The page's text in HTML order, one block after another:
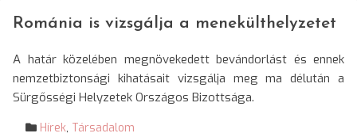
Románia is vizsgálja a menekülthelyzetet
A határ közelében megnövekedett bevándorlást és ennek
nemzetbiztonsági kihatásait vizsgálja meg ma délután a
Sürgősségi Helyzetek Országos Bizottsága.
Hírek, Társadalom